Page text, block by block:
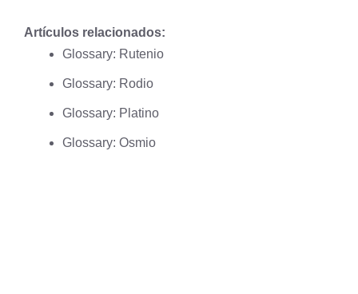
Artículos relacionados:
Glossary: Rutenio
Glossary: Rodio
Glossary: Platino
Glossary: Osmio